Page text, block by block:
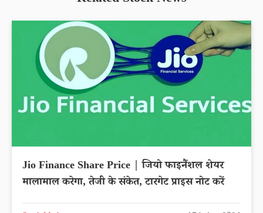
Jio Finance Share Price | जियो फाइनैंशल शेयर
मालामाल करेगा, तेजी के संकेत, टारगेट प्राइस नोट करें